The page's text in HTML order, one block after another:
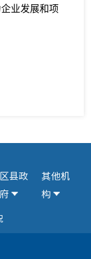
业发展和项
区县政
府
其他机
构